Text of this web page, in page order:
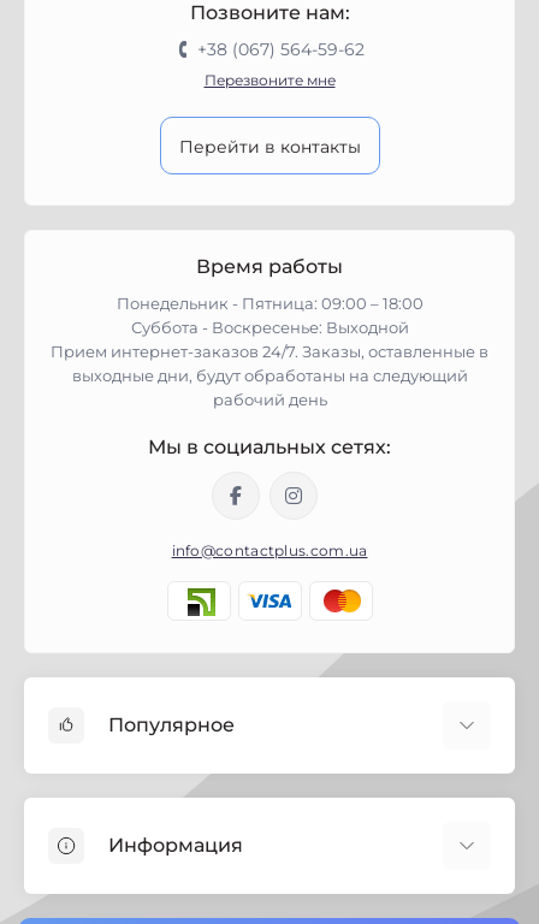
Позвоните нам:
+38 (067) 564-59-62
Перезвоните мне
Перейти в контакты
Время работы
Понедельник - Пятница: 09:00 – 18:00
Суббота - Воскресенье: Выходной
Прием интернет-заказов 24/7. Заказы, оставленные в
выходные дни, будут обработаны на следующий
рабочий день
Мы в социальных сетях:
info@contactplus.com.ua
Популярное
Биозащита
Строительная химия
Информация